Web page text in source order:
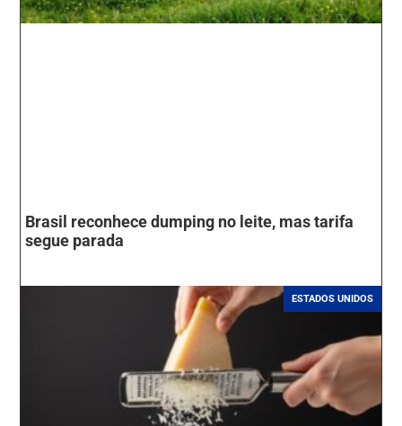
Brasil reconhece dumping no leite, mas tarifa
segue parada
ESTADOS UNIDOS